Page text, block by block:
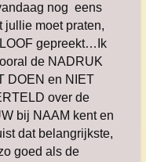
nog eens
moet praten,
gepreekt…Ik
de NADRUK
DOEN en NIET
over de
bij NAAM kent en
dat belangrijkste,
goed als de